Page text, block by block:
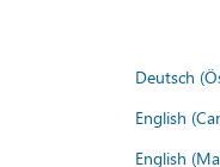
Deutsch
English
English